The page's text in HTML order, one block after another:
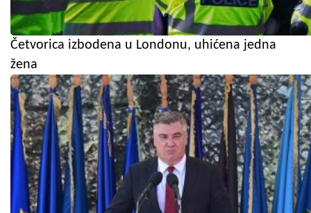
Četvorica izbodena u Londonu, uhićena jedna
žena